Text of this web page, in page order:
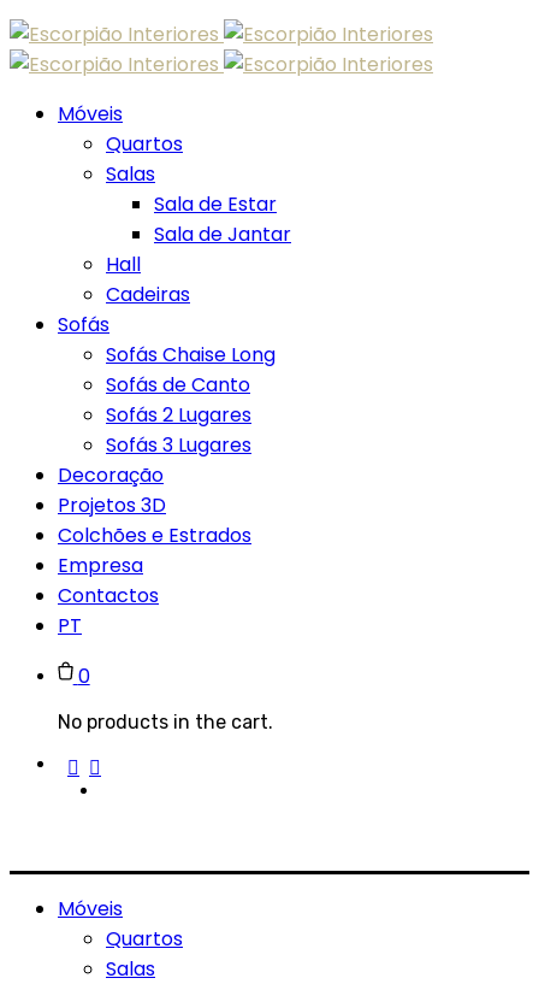
Skip
to
content
Móveis
Quartos
Salas
Sala de Estar
Sala de Jantar
Hall
Cadeiras
Sofás
Sofás Chaise Long
Sofás de Canto
Sofás 2 Lugares
Sofás 3 Lugares
Decoração
Projetos 3D
Colchões e Estrados
Empresa
Contactos
PT
0
No products in the cart.
Móveis
Quartos
Salas